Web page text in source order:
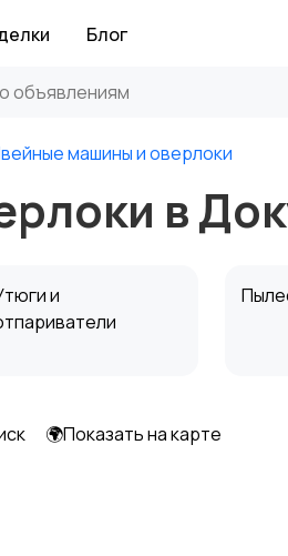
Блог
машины и оверлоки
в
и
🌍Показать на карте